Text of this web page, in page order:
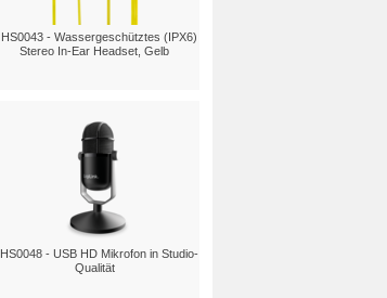
HS0043 - Wassergeschütztes (IPX6)
Stereo In-Ear Headset, Gelb
HS0048 - USB HD Mikrofon in Studio-
Qualität